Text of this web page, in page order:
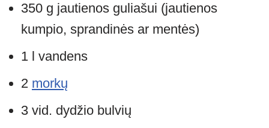
350 g jautienos guliašui (jautienos
kumpio, sprandinės ar mentės)
1 l vandens
2 morkų
3 vid. dydžio bulvių